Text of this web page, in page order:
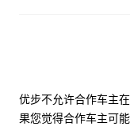
优步不允许合作车主
果您觉得合作车主可